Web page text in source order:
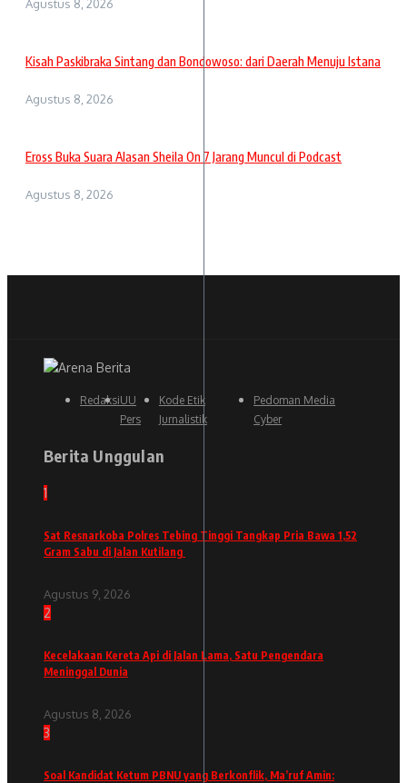
Agustus 8, 2026
Kisah Paskibraka Sintang dan Bondowoso: dari Daerah Menuju Istana
Agustus 8, 2026
Eross Buka Suara Alasan Sheila On 7 Jarang Muncul di Podcast
Agustus 8, 2026
RedaksiUU
Pers
Kode Etik
Jurnalistik
Pedoman Media
Cyber
Berita Unggulan
1
Sat Resnarkoba Polres Tebing Tinggi Tangkap Pria Bawa 1,52
Gram Sabu di Jalan Kutilang
Agustus 9, 2026
2
Kecelakaan Kereta Api di Jalan Lama, Satu Pengendara
Meninggal Dunia
Agustus 8, 2026
3
Soal Kandidat Ketum PBNU yang Berkonflik, Ma’ruf Amin: